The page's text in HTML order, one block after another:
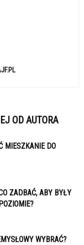
OD AUTORA
MIESZKANIE DO
ZADBAĆ, ABY BYŁY
WYBRAĆ?